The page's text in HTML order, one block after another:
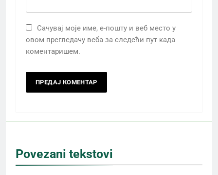
Сачувај моје име, е-пошту и веб место у
овом прегледачу веба за следећи пут када
коментаришем.
Povezani tekstovi